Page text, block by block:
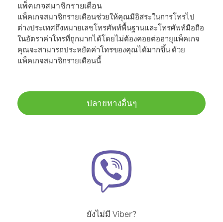
แพ็คเกจสมาชิกรายเดือน
แพ็คเกจสมาชิกรายเดือนช่วยให้คุณมีอิสระในการโทรไป
ต่างประเทศถึงหมายเลขโทรศัพท์พื้นฐานและโทรศัพท์มือถือ
ในอัตราค่าโทรที่ถูกมากได้โดยไม่ต้องคอยต่ออายุแพ็คเกจ
คุณจะสามารถประหยัดค่าโทรของคุณได้มากขึ้น ด้วย
แพ็คเกจสมาชิกรายเดือนนี้
ปลายทางอื่นๆ
ยังไม่มี Viber?